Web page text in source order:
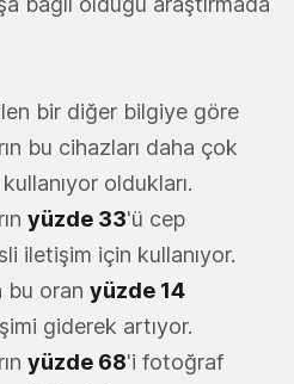
bir diğer bilgiye göre
bu cihazları daha çok
oldukları.
yüzde 33'ü cep
iletişim için kullanıyor.
bu oran yüzde 14
giderek artıyor.
yüzde 68'i fotoğraf